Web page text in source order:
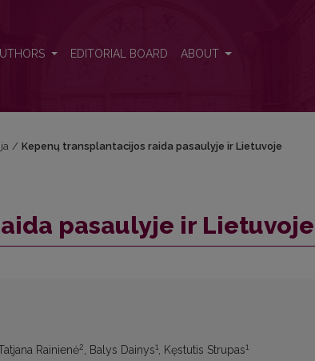
EDITORIAL BOARD ABOUT
/ Kepenų transplantacijos raida pasaulyje ir Lietuvoje
pasaulyje ir Lietuvoje
Rainienė2, Balys Dainys1, Kęstutis Strupas1